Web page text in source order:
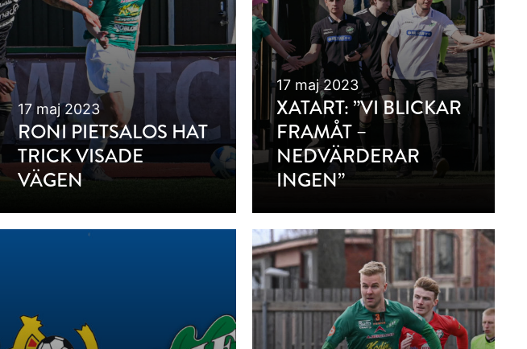
RONI PIETSALOS HAT
TRICK VISADE
VÄGEN
17 maj 2023
XATART: ”VI BLICKAR
FRAMÅT –
NEDVÄRDERAR
INGEN”
17 maj 2023